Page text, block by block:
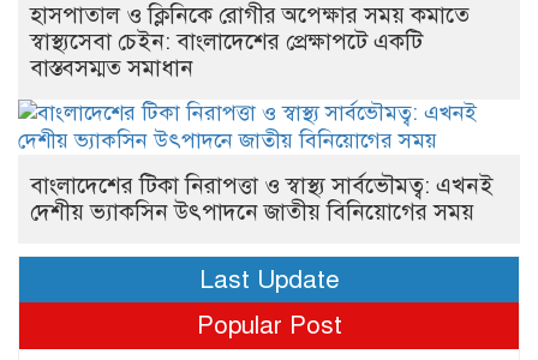
হাসপাতাল ও ক্লিনিকে রোগীর অপেক্ষার সময় কমাতে
স্বাস্থ্যসেবা চেইন: বাংলাদেশের প্রেক্ষাপটে একটি
বাস্তবসম্মত সমাধান
বাংলাদেশের টিকা নিরাপত্তা ও স্বাস্থ্য সার্বভৌমত্ব: এখনই
দেশীয় ভ্যাকসিন উৎপাদনে জাতীয় বিনিয়োগের সময়
Last Update
Popular Post